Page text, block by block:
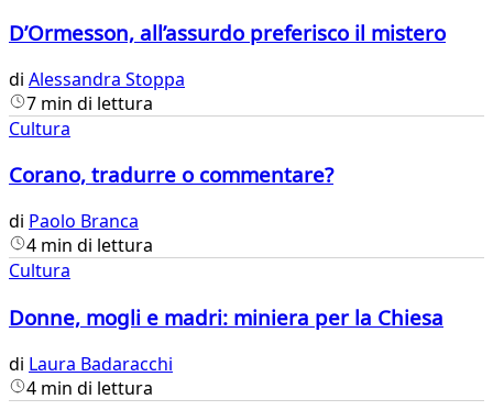
D’Ormesson, all’assurdo preferisco il mistero
di Alessandra Stoppa
7 min di lettura
Cultura
Corano, tradurre o commentare?
di Paolo Branca
4 min di lettura
Cultura
Donne, mogli e madri: miniera per la Chiesa
di Laura Badaracchi
4 min di lettura